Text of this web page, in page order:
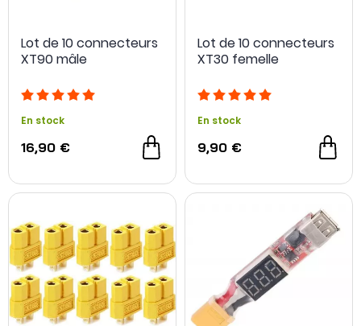
Lot de 10 connecteurs
XT90 mâle
En stock
16,90 €
Lot de 10 connecteurs
XT30 femelle
En stock
9,90 €